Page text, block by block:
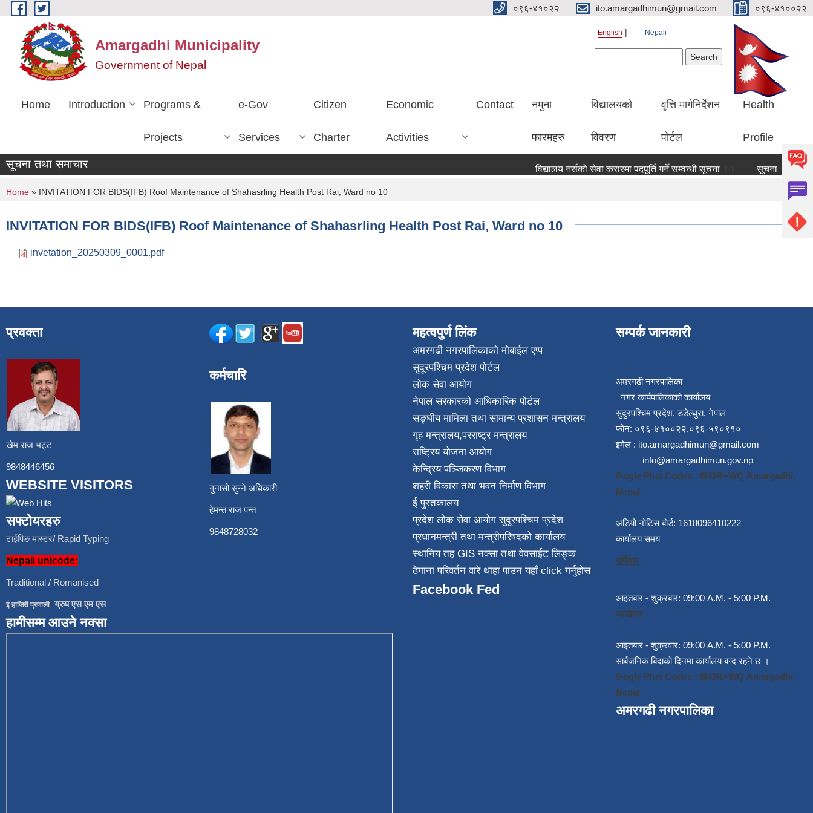
Skip to main content ०९६-४१०२२ ito.amargadhimun@gmail.com ०९६-४१००२२
Amargadhi Municipality
Government of Nepal
English Nepali
Home Introduction Programs &
Projects
e-Gov
Services
Citizen
Charter
Economic
Activities
Contact नमुना
फारमहरु
विद्यालयको
विवरण
वृत्ति मार्गनिर्देशन
पोर्टल
Health
Profile
सूचना तथा समाचार विद्यालय नर्सको सेवा करारमा पदपूर्ति गर्ने सम्वन्धी सूचना ।। सूचना । सूचना
You are here
Home » INVITATION FOR BIDS(IFB) Roof Maintenance of Shahasrling Health Post Rai, Ward no 10
INVITATION FOR BIDS(IFB) Roof Maintenance of Shahasrling Health Post Rai, Ward no 10
invetation_20250309_0001.pdf
प्रवक्ता
खेम राज भट्ट
9848446456
WEBSITE VISITORS
सफ्टोयरहरु
टाईपिङ मास्टर/ Rapid Typing
Nepali unicode:
Traditional / Romanised
ई हाजिरी प्रणाली/ग्रुप एस एम एस
हामीसम्म आउने नक्सा
कर्मचारि
गुनासो सुन्ने अधिकारी
हेमन्त राज पन्त
9848728032
महत्वपुर्ण लिंक
अमरगढी नगरपालिकाको मोबाईल एप्प
सुदूरपश्चिम प्रदेश पोर्टल
लोक सेवा आयोग
नेपाल सरकारको आधिकारिक पोर्टल
सङ्घीय मामिला तथा सामान्य प्रशासन मन्त्रालय
गृह मन्त्रालय,परराष्ट्र मन्त्रालय
राष्ट्रिय योजना आयोग
केन्द्रिय पञ्जिकरण विभाग
शहरी विकास तथा भवन निर्माण विभाग
ई पुस्तकालय
प्रदेश लोक सेवा आयोग सुदूरपश्चिम प्रदेश
प्रधानमन्त्री तथा मन्त्रीपरिषदको कार्यालय
स्थानिय तह GIS नक्सा तथा वेवसाईट लिङ्क
ठेगाना परिवर्तन वारे थाहा पाउन यहाँ click गर्नुहोस
Facebook Fed
सम्पर्क जानकारी
अमरगढी नगरपालिका
नगर कार्यपालिकाको कार्यालय
सुदुरपश्चिम प्रदेश, डडेल्धुरा, नेपाल
फोन: ०९६-४१००२२,०९६-५९०९१०
इमेल : ito.amargadhimun@gmail.com
info@amargadhimun.gov.np
Gogle Plus Codes : 8H3R+WQ Amargadhi,
Nepal
अडियो नोटिस बोर्ड: 1618096410222
कार्यालय समय
गर्मियाम
आइतबार - शुक्रबार: 09:00 A.M. - 5:00 P.M.
जाडोयाम
आइतबार - शुक्रवार: 09:00 A.M. - 5:00 P.M.
सार्बजनिक बिदाको दिनमा कार्यालय बन्द रहने छ ।
Gogle Plus Codes : 8H3R+WQ Amargadhi,
Nepal
अमरगढी नगरपालिका